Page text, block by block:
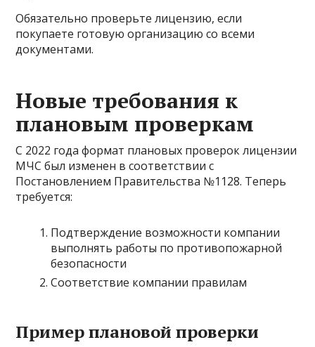
Обязательно проверьте лицензию, если
покупаете готовую организацию со всеми
документами.
Новые требования к
плановым проверкам
С 2022 года формат плановых проверок лицензии
МЧС был изменен в соответствии с
Постановлением Правительства №1128. Теперь
требуется:
Подтверждение возможности компании
выполнять работы по противопожарной
безопасности
Соответствие компании правилам
Пример плановой проверки